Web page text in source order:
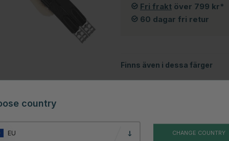
Fri frakt över 799 kr*
60 dagar fri retur
Finns även i dessa färger
country
EU CHANGE COUNTRY